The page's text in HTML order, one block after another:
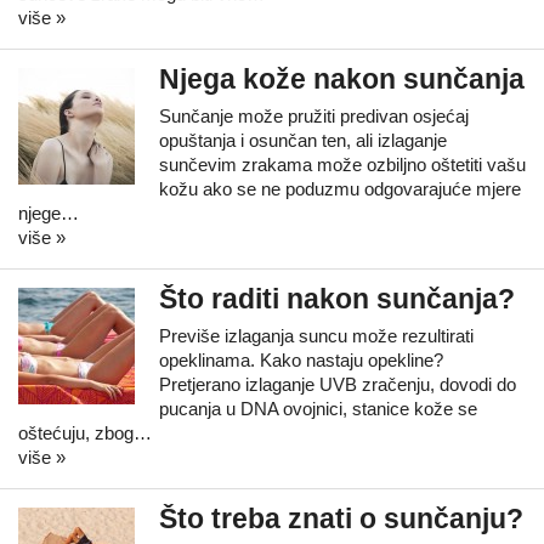
više »
Njega kože nakon sunčanja
Sunčanje može pružiti predivan osjećaj
opuštanja i osunčan ten, ali izlaganje
sunčevim zrakama može ozbiljno oštetiti vašu
kožu ako se ne poduzmu odgovarajuće mjere
njege…
više »
Što raditi nakon sunčanja?
Previše izlaganja suncu može rezultirati
opeklinama. Kako nastaju opekline?
Pretjerano izlaganje UVB zračenju, dovodi do
pucanja u DNA ovojnici, stanice kože se
oštećuju, zbog…
više »
Što treba znati o sunčanju?